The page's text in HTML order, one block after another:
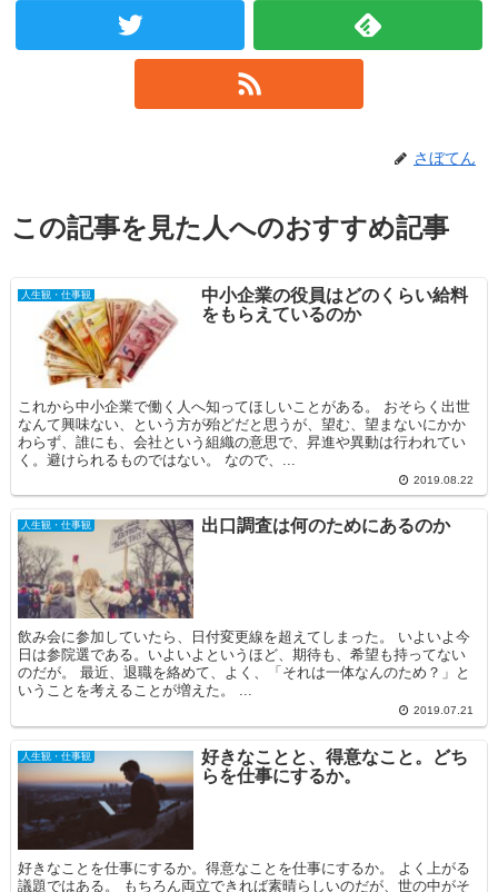
さぼてん
この記事を見た人へのおすすめ記事
人生観・仕事観
中小企業の役員はどのくらい給料
をもらえているのか
これから中小企業で働く人へ知ってほしいことがある。 おそらく出世
なんて興味ない、という方が殆どだと思うが、望む、望まないにかか
わらず、誰にも、会社という組織の意思で、昇進や異動は行われてい
く。避けられるものではない。 なので、...
2019.08.22
人生観・仕事観 出口調査は何のためにあるのか
飲み会に参加していたら、日付変更線を超えてしまった。 いよいよ今
日は参院選である。いよいよというほど、期待も、希望も持ってない
のだが。 最近、退職を絡めて、よく、「それは一体なんのため？」と
いうことを考えることが増えた。 ...
2019.07.21
人生観・仕事観
好きなことと、得意なこと。どち
らを仕事にするか。
好きなことを仕事にするか。得意なことを仕事にするか。 よく上がる
議題ではある。 もちろん両立できれば素晴らしいのだが、世の中がそ